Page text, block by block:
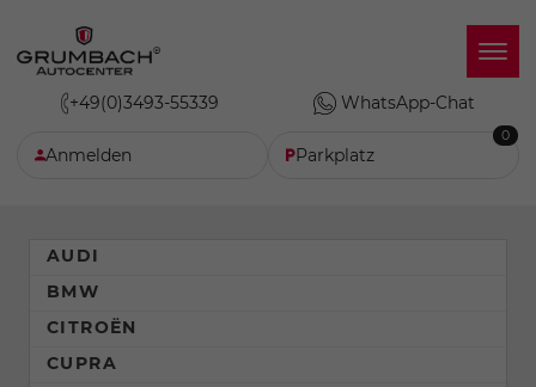
+49(0)3493-55339 WhatsApp-Chat
Anmelden Parkplatz
0
AUDI
BMW
CITROËN
CUPRA